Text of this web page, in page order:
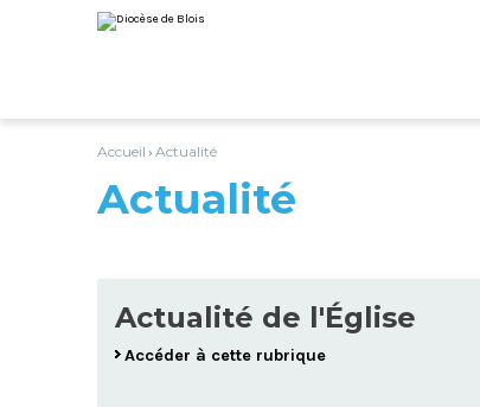
au
contenu.
personnels
Accueil › Actualité
Actualité
Actualité de l'Église
Accéder à cette rubrique